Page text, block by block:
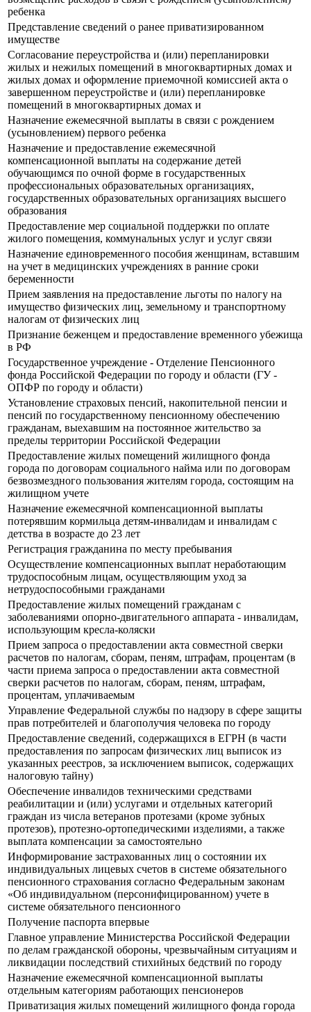
ребенка
Представление сведений о ранее приватизированном
имуществе
Согласование переустройства и (или) перепланировки
жилых и нежилых помещений в многоквартирных домах и
жилых домах и оформление приемочной комиссией акта о
завершенном переустройстве и (или) перепланировке
помещений в многоквартирных домах и
Назначение ежемесячной выплаты в связи с рождением
(усыновлением) первого ребенка
Назначение и предоставление ежемесячной
компенсационной выплаты на содержание детей
обучающимся по очной форме в государственных
профессиональных образовательных организациях,
государственных образовательных организациях высшего
образования
Предоставление мер социальной поддержки по оплате
жилого помещения, коммунальных услуг и услуг связи
Назначение единовременного пособия женщинам, вставшим
на учет в медицинских учреждениях в ранние сроки
беременности
Прием заявления на предоставление льготы по налогу на
имущество физических лиц, земельному и транспортному
налогам от физических лиц
Признание беженцем и предоставление временного убежища
в РФ
Государственное учреждение - Отделение Пенсионного
фонда Российской Федерации по городу и области (ГУ -
ОПФР по городу и области)
Установление страховых пенсий, накопительной пенсии и
пенсий по государственному пенсионному обеспечению
гражданам, выехавшим на постоянное жительство за
пределы территории Российской Федерации
Предоставление жилых помещений жилищного фонда
города по договорам социального найма или по договорам
безвозмездного пользования жителям города, состоящим на
жилищном учете
Назначение ежемесячной компенсационной выплаты
потерявшим кормильца детям-инвалидам и инвалидам с
детства в возрасте до 23 лет
Регистрация гражданина по месту пребывания
Осуществление компенсационных выплат неработающим
трудоспособным лицам, осуществляющим уход за
нетрудоспособными гражданами
Предоставление жилых помещений гражданам с
заболеваниями опорно-двигательного аппарата - инвалидам,
использующим кресла-коляски
Прием запроса о предоставлении акта совместной сверки
расчетов по налогам, сборам, пеням, штрафам, процентам (в
части приема запроса о предоставлении акта совместной
сверки расчетов по налогам, сборам, пеням, штрафам,
процентам, уплачиваемым
Управление Федеральной службы по надзору в сфере защиты
прав потребителей и благополучия человека по городу
Предоставление сведений, содержащихся в ЕГРН (в части
предоставления по запросам физических лиц выписок из
указанных реестров, за исключением выписок, содержащих
налоговую тайну)
Обеспечение инвалидов техническими средствами
реабилитации и (или) услугами и отдельных категорий
граждан из числа ветеранов протезами (кроме зубных
протезов), протезно-ортопедическими изделиями, а также
выплата компенсации за самостоятельно
Информирование застрахованных лиц о состоянии их
индивидуальных лицевых счетов в системе обязательного
пенсионного страхования согласно Федеральным законам
«Об индивидуальном (персонифицированном) учете в
системе обязательного пенсионного
Получение паспорта впервые
Главное управление Министерства Российской Федерации
по делам гражданской обороны, чрезвычайным ситуациям и
ликвидации последствий стихийных бедствий по городу
Назначение ежемесячной компенсационной выплаты
отдельным категориям работающих пенсионеров
Приватизация жилых помещений жилищного фонда города